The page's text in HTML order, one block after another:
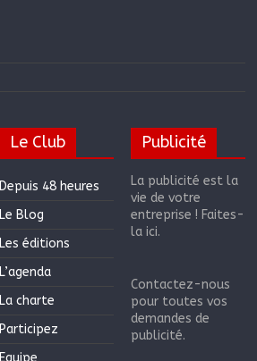
Le Club
Depuis 48 heures
Le Blog
Les éditions
L’agenda
La charte
Participez
Publicité
La publicité est la
vie de votre
entreprise ! Faites-
la ici.
Contactez-nous
pour toutes vos
demandes de
publicité.